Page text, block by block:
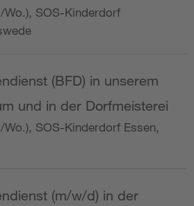
Wo.), SOS-Kinderdorf
(BFD) in unserem
und in der Dorfmeisterei
Wo.), SOS-Kinderdorf Essen,
(m/w/d) in der